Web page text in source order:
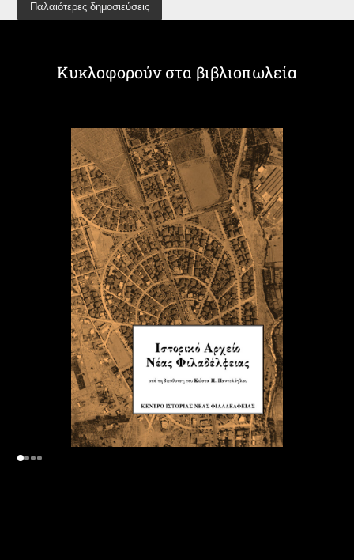
Παλαιότερες δημοσιεύσεις
Κυκλοφορούν στα βιβλιοπωλεία